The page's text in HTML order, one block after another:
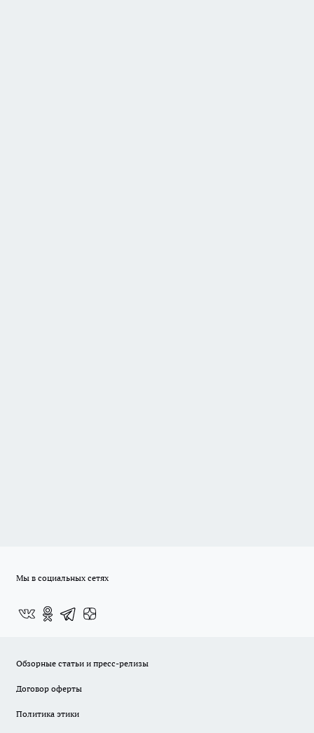
Мы в социальных сетях
Обзорные статьи и пресс-релизы
Договор оферты
Политика этики